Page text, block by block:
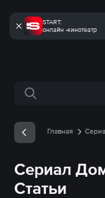
START:
онлайн -кинотеатр
Поиск по сайту
Главная
Сериал
Статьи